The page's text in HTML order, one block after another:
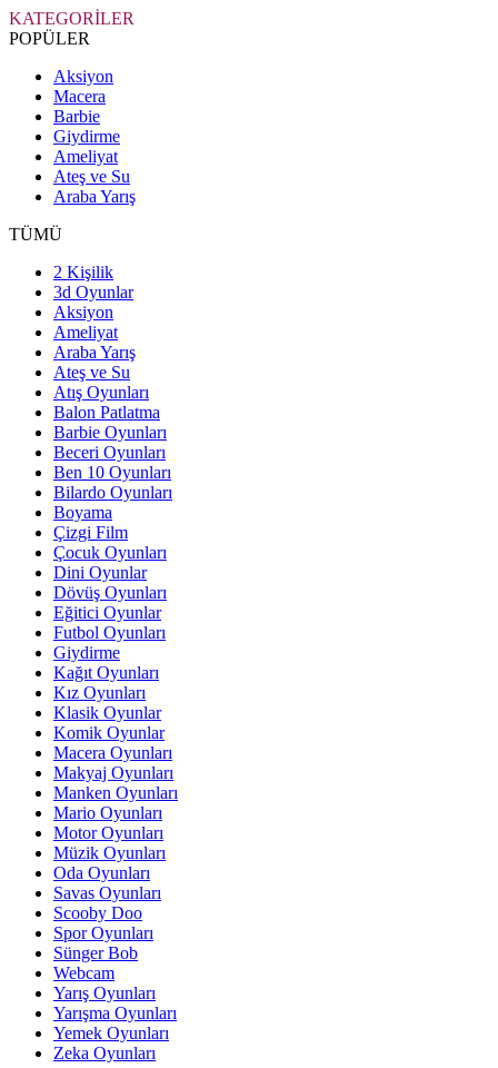
KATEGORİLER
POPÜLER
Aksiyon
Macera
Barbie
Giydirme
Ameliyat
Ateş ve Su
Araba Yarış
TÜMÜ
2 Kişilik
3d Oyunlar
Aksiyon
Ameliyat
Araba Yarış
Ateş ve Su
Atış Oyunları
Balon Patlatma
Barbie Oyunları
Beceri Oyunları
Ben 10 Oyunları
Bilardo Oyunları
Boyama
Çizgi Film
Çocuk Oyunları
Dini Oyunlar
Dövüş Oyunları
Eğitici Oyunlar
Futbol Oyunları
Giydirme
Kağıt Oyunları
Kız Oyunları
Klasik Oyunlar
Komik Oyunlar
Macera Oyunları
Makyaj Oyunları
Manken Oyunları
Mario Oyunları
Motor Oyunları
Müzik Oyunları
Oda Oyunları
Savas Oyunları
Scooby Doo
Spor Oyunları
Sünger Bob
Webcam
Yarış Oyunları
Yarışma Oyunları
Yemek Oyunları
Zeka Oyunları